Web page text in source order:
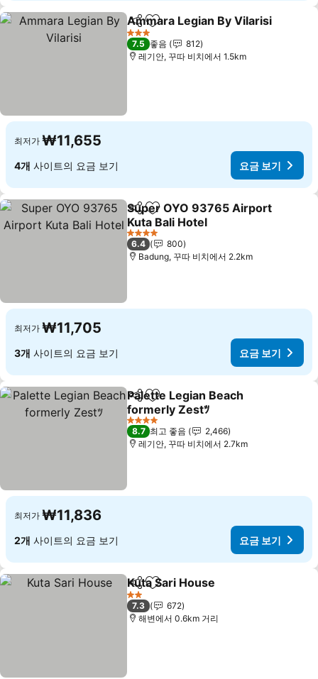
공유 즐겨찾기에 추가
Ammara Legian By Vilarisi
3 성급
7.5 좋음
812
레기안, 꾸따 비치에서 1.5km
최저가 ₩11,655
4개 사이트의 요금 보기 요금 보기
공유 즐겨찾기에 추가
Super OYO 93765 Airport
Kuta Bali Hotel
4 성급
6.4
800
Badung, 꾸따 비치에서 2.2km
최저가 ₩11,705
3개 사이트의 요금 보기 요금 보기
공유 즐겨찾기에 추가
Palette Legian Beach
formerly Zestﾂ
4 성급
8.7 최고 좋음
2,466
레기안, 꾸따 비치에서 2.7km
최저가 ₩11,836
2개 사이트의 요금 보기 요금 보기
공유 즐겨찾기에 추가
Kuta Sari House
2 성급
7.3
672
해변에서 0.6km 거리